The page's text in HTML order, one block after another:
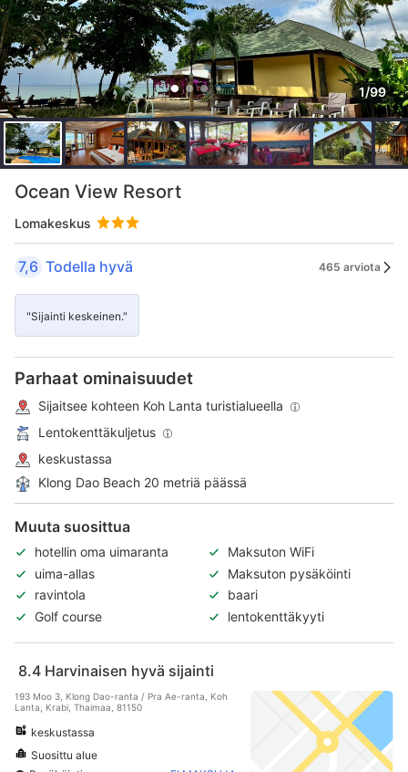
1/99
Ocean View Resort
Lomakeskus
7,6 Todella hyvä 465 arviota
"Sijainti keskeinen."
Parhaat ominaisuudet
Sijaitsee kohteen Koh Lanta turistialueella
Lentokenttäkuljetus
keskustassa
Klong Dao Beach 20 metriä päässä
Muuta suosittua
hotellin oma uimaranta
Maksuton WiFi
uima-allas
Maksuton pysäköinti
ravintola
baari
Golf course
lentokenttäkyyti
8.4 Harvinaisen hyvä sijainti
193 Moo 3, Klong Dao-ranta / Pra Ae-ranta, Koh
Lanta, Krabi, Thaimaa, 81150
keskustassa
Suosittu alue